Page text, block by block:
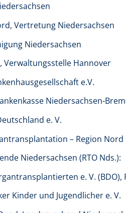
Vertretung Niedersachsen
Niedersachsen
Verwaltungsstelle Hannover
e.V.
Niedersachsen-
e. V.
– Region Nord
Niedersachsen (RTO Nds.):
e. V.
Kinder und Jugendlicher e. V.